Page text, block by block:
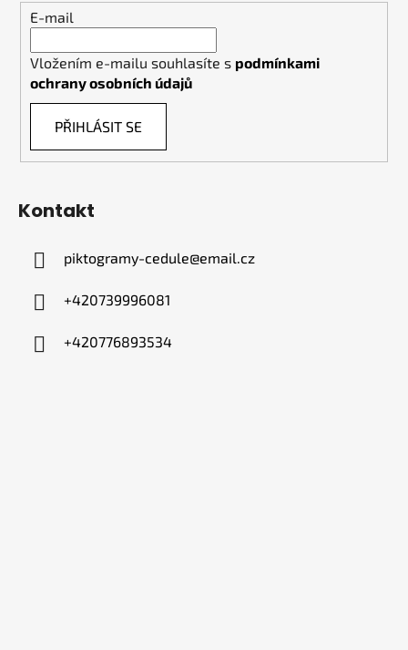
E-mail
Vložením e-mailu souhlasíte s podmínkami
ochrany osobních údajů
PŘIHLÁSIT SE
Kontakt
piktogramy-cedule@email.cz
+420739996081
+420776893534